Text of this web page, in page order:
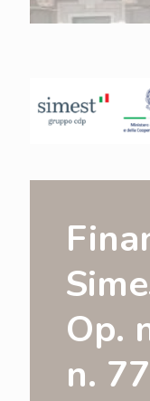
Op.
n.